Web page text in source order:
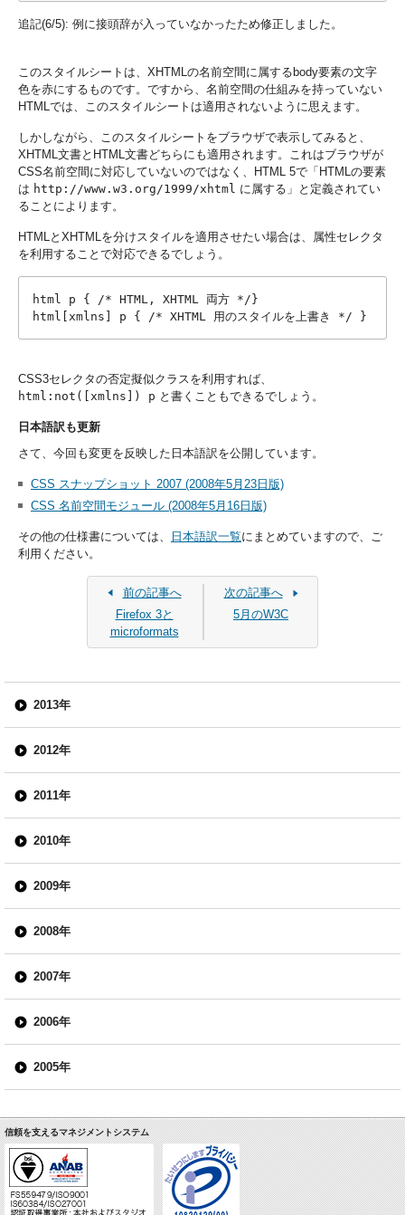
追記(6/5): 例に接頭辞が入っていなかったため修正しました。
このスタイルシートは、XHTMLの名前空間に属するbody要素の文字
色を赤にするものです。ですから、名前空間の仕組みを持っていない
HTMLでは、このスタイルシートは適用されないように思えます。
しかしながら、このスタイルシートをブラウザで表示してみると、
XHTML文書とHTML文書どちらにも適用されます。これはブラウザが
CSS名前空間に対応していないのではなく、HTML 5で「HTMLの要素
は http://www.w3.org/1999/xhtml に属する」と定義されてい
ることによります。
HTMLとXHTMLを分けスタイルを適用させたい場合は、属性セレクタ
を利用することで対応できるでしょう。
html p { /* HTML, XHTML 両方 */}
CSS3セレクタの否定擬似クラスを利用すれば、
html:not([xmlns]) p と書くこともできるでしょう。
日本語訳も更新
さて、今回も変更を反映した日本語訳を公開しています。
CSS スナップショット 2007 (2008年5月23日版)
CSS 名前空間モジュール (2008年5月16日版)
その他の仕様書については、 日本語訳一覧にまとめていますので、ご
利用ください。
前の記事へ
Firefox 3と
microformats
次の記事へ
5月のW3C
2013年
2012年
2011年
2010年
2009年
2008年
2007年
2006年
2005年
信頼を支えるマネジメントシステム